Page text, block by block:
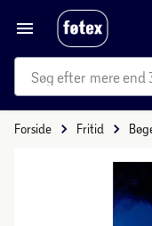
mere end
Forside Fritid